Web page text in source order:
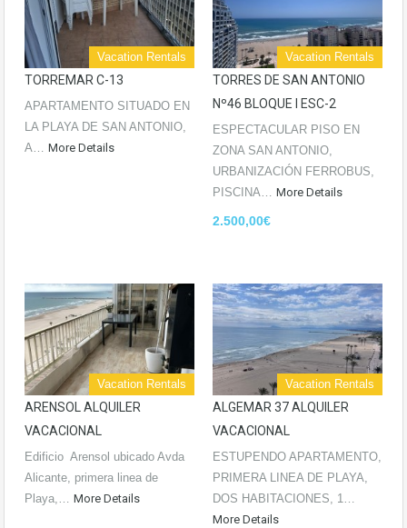
Vacation Rentals
TORREMAR C-13
APARTAMENTO SITUADO EN
LA PLAYA DE SAN ANTONIO,
A… More Details
Vacation Rentals
TORRES DE SAN ANTONIO
Nº46 BLOQUE I ESC-2
ESPECTACULAR PISO EN
ZONA SAN ANTONIO,
URBANIZACIÓN FERROBUS,
PISCINA… More Details
2.500,00€
Vacation Rentals
ARENSOL ALQUILER
VACACIONAL
Edificio Arensol ubicado Avda
Alicante, primera linea de
Playa,… More Details
Vacation Rentals
ALGEMAR 37 ALQUILER
VACACIONAL
ESTUPENDO APARTAMENTO,
PRIMERA LINEA DE PLAYA,
DOS HABITACIONES, 1…
More Details